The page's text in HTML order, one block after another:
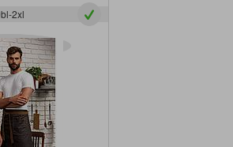
2xl